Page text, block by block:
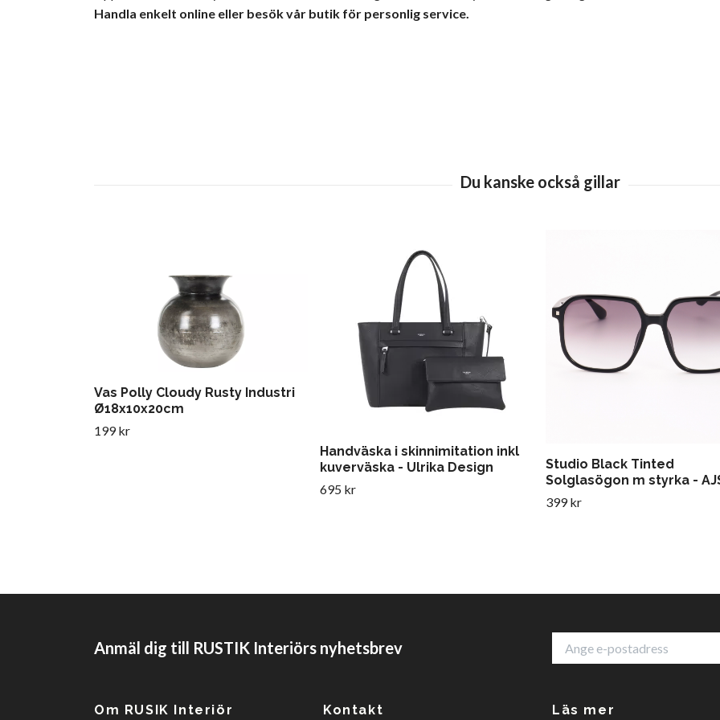
Handla enkelt online eller besök vår butik för personlig service.
Vas Polly Cloudy Rusty Industri
Ø18x10x20cm
199 kr
Handväska i skinnimitation inkl
kuverväska - Ulrika Design
695 kr
Studio Black Tinted
Solglasögon m styrka -
399 kr
Anmäl dig till RUSTIK Interiörs nyhetsbrev
Om RUSIK Interiör Kontakt Läs mer